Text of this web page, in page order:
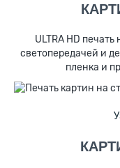
ULTRA HD
светопередачей и
пленка и